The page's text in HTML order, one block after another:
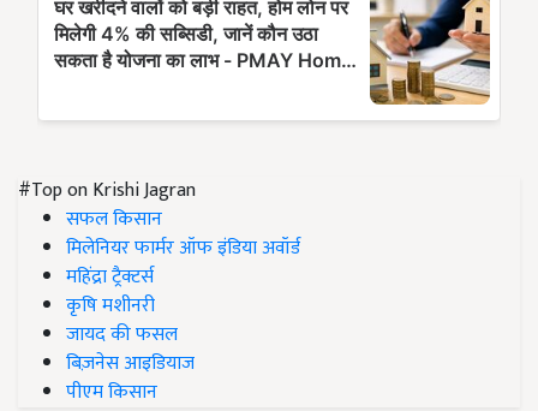
#Top on Krishi Jagran
सफल किसान
मिलेनियर फार्मर ऑफ इंडिया अवॉर्ड
महिंद्रा ट्रैक्टर्स
कृषि मशीनरी
जायद की फसल
बिज़नेस आइडियाज
पीएम किसान